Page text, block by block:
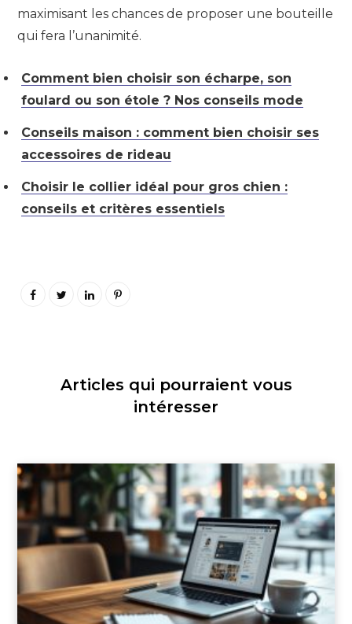
maximisant les chances de proposer une bouteille
qui fera l’unanimité.
Comment bien choisir son écharpe, son
foulard ou son étole ? Nos conseils mode
Conseils maison : comment bien choisir ses
accessoires de rideau
Choisir le collier idéal pour gros chien :
conseils et critères essentiels
Articles qui pourraient vous
intéresser